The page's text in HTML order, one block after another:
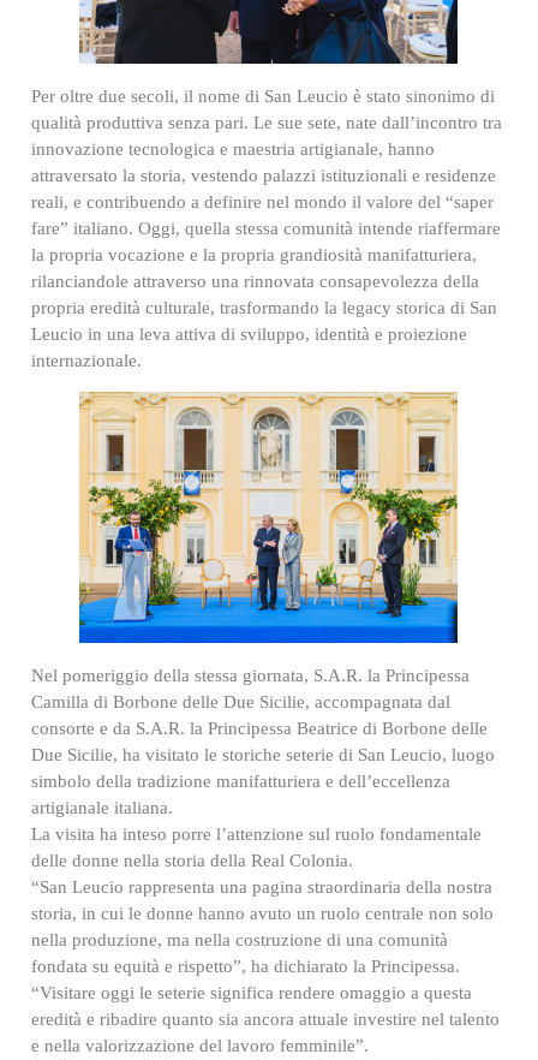
Per oltre due secoli, il nome di San Leucio è stato sinonimo di
qualità produttiva senza pari. Le sue sete, nate dall’incontro tra
innovazione tecnologica e maestria artigianale, hanno
attraversato la storia, vestendo palazzi istituzionali e residenze
reali, e contribuendo a definire nel mondo il valore del “saper
fare” italiano. Oggi, quella stessa comunità intende riaffermare
la propria vocazione e la propria grandiosità manifatturiera,
rilanciandole attraverso una rinnovata consapevolezza della
propria eredità culturale, trasformando la legacy storica di San
Leucio in una leva attiva di sviluppo, identità e proiezione
internazionale.
Nel pomeriggio della stessa giornata, S.A.R. la Principessa
Camilla di Borbone delle Due Sicilie, accompagnata dal
consorte e da S.A.R. la Principessa Beatrice di Borbone delle
Due Sicilie, ha visitato le storiche seterie di San Leucio, luogo
simbolo della tradizione manifatturiera e dell’eccellenza
artigianale italiana.
La visita ha inteso porre l’attenzione sul ruolo fondamentale
delle donne nella storia della Real Colonia.
“San Leucio rappresenta una pagina straordinaria della nostra
storia, in cui le donne hanno avuto un ruolo centrale non solo
nella produzione, ma nella costruzione di una comunità
fondata su equità e rispetto”, ha dichiarato la Principessa.
“Visitare oggi le seterie significa rendere omaggio a questa
eredità e ribadire quanto sia ancora attuale investire nel talento
e nella valorizzazione del lavoro femminile”.